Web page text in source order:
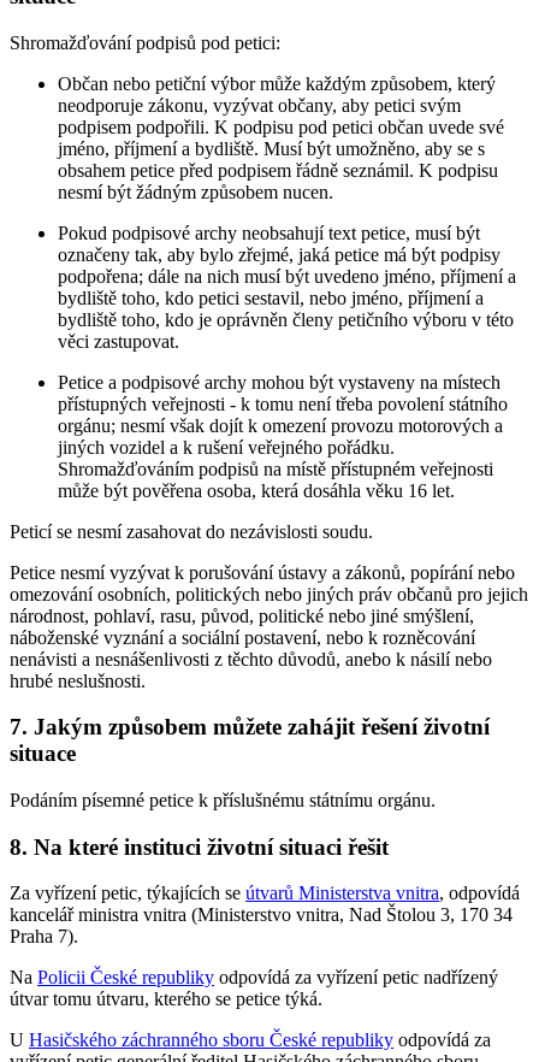
Shromažďování podpisů pod petici:
Občan nebo petiční výbor může každým způsobem, který
neodporuje zákonu, vyzývat občany, aby petici svým
podpisem podpořili. K podpisu pod petici občan uvede své
jméno, příjmení a bydliště. Musí být umožněno, aby se s
obsahem petice před podpisem řádně seznámil. K podpisu
nesmí být žádným způsobem nucen.
Pokud podpisové archy neobsahují text petice, musí být
označeny tak, aby bylo zřejmé, jaká petice má být podpisy
podpořena; dále na nich musí být uvedeno jméno, příjmení a
bydliště toho, kdo petici sestavil, nebo jméno, příjmení a
bydliště toho, kdo je oprávněn členy petičního výboru v této
věci zastupovat.
Petice a podpisové archy mohou být vystaveny na místech
přístupných veřejnosti - k tomu není třeba povolení státního
orgánu; nesmí však dojít k omezení provozu motorových a
jiných vozidel a k rušení veřejného pořádku.
Shromažďováním podpisů na místě přístupném veřejnosti
může být pověřena osoba, která dosáhla věku 16 let.
Peticí se nesmí zasahovat do nezávislosti soudu.
Petice nesmí vyzývat k porušování ústavy a zákonů, popírání nebo
omezování osobních, politických nebo jiných práv občanů pro jejich
národnost, pohlaví, rasu, původ, politické nebo jiné smýšlení,
náboženské vyznání a sociální postavení, nebo k rozněcování
nenávisti a nesnášenlivosti z těchto důvodů, anebo k násilí nebo
hrubé neslušnosti.
7. Jakým způsobem můžete zahájit řešení životní
situace
Podáním písemné petice k příslušnému státnímu orgánu.
8. Na které instituci životní situaci řešit
Za vyřízení petic, týkajících se útvarů Ministerstva vnitra, odpovídá
kancelář ministra vnitra (Ministerstvo vnitra, Nad Štolou 3, 170 34
Praha 7).
Na Policii České republiky odpovídá za vyřízení petic nadřízený
útvar tomu útvaru, kterého se petice týká.
U Hasičského záchranného sboru České republiky odpovídá za